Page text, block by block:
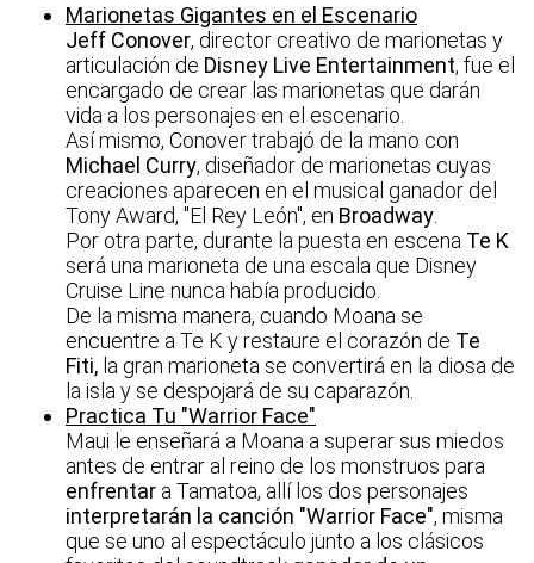
Marionetas Gigantes en el Escenario
Jeff Conover, director creativo de marionetas y
articulación de Disney Live Entertainment, fue el
encargado de crear las marionetas que darán
vida a los personajes en el escenario.
Así mismo, Conover trabajó de la mano con
Michael Curry, diseñador de marionetas cuyas
creaciones aparecen en el musical ganador del
Tony Award, "El Rey León", en Broadway
Por otra parte, durante la puesta en escena Te K
será una marioneta de una escala que Disney
Cruise Line nunca había producido.
De la misma manera, cuando Moana se
encuentre a Te K y restaure el corazón de Te
Fiti, la gran marioneta se convertirá en la diosa de
la isla y se despojará de su caparazón.
Practica Tu "Warrior Face"
Maui le enseñará a Moana a superar sus miedos
antes de entrar al reino de los monstruos para
enfrentar a Tamatoa, allí los dos personajes
interpretarán la canción "Warrior Face", misma
que se uno al espectáculo junto a los clásicos